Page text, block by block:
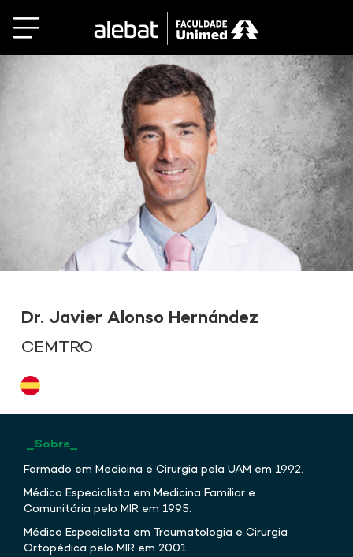
Saltar
al
Dr. Javier Alonso Hernández
CEMTRO
_Sobre_
Formado em Medicina e Cirurgia pela UAM em 1992.
Médico Especialista em Medicina Familiar e
Comunitária pelo MIR em 1995.
Médico Especialista em Traumatologia e Cirurgia
Ortopédica pelo MIR em 2001.